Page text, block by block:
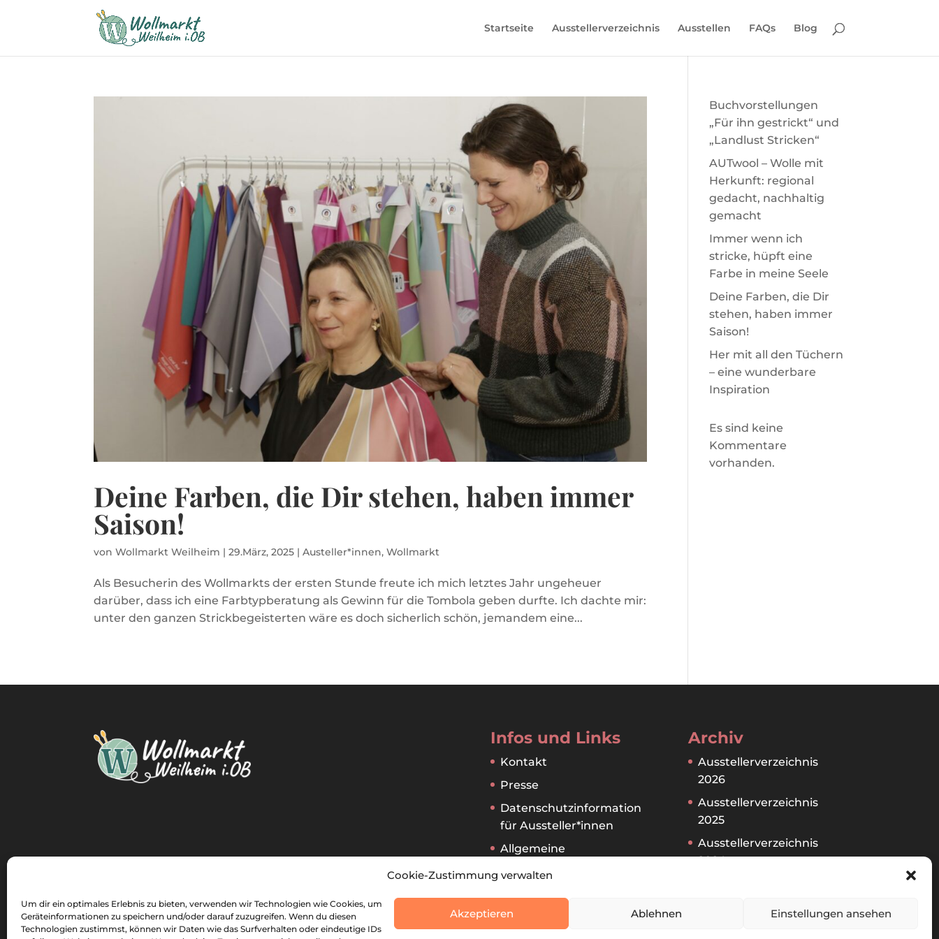
Cookie-Zustimmung verwalten
Um dir ein optimales Erlebnis zu bieten, verwenden wir Technologien wie Cookies, um
Geräteinformationen zu speichern und/oder darauf zuzugreifen. Wenn du diesen
Technologien zustimmst, können wir Daten wie das Surfverhalten oder eindeutige IDs
Akzeptieren Ablehnen Einstellungen ansehen
Startseite Ausstellerverzeichnis Ausstellen FAQs Blog
Deine Farben, die Dir stehen, haben immer
Saison!
vonWollmarkt Weilheim |29.März, 2025 |Austeller*innen,Wollmarkt
Als Besucherin des Wollmarkts der ersten Stunde freute ich mich letztes Jahr ungeheuer
darüber, dass ich eine Farbtypberatung als Gewinn für die Tombola geben durfte. Ich dachte mir:
unter den ganzen Strickbegeisterten wäre es doch sicherlich schön, jemandem eine...
Buchvorstellungen
„Für ihn gestrickt“ und
„Landlust Stricken“
AUTwool – Wolle mit
Herkunft: regional
gedacht, nachhaltig
gemacht
Immer wenn ich
stricke, hüpft eine
Farbe in meine Seele
Deine Farben, die Dir
stehen, haben immer
Saison!
Her mit all den Tüchern
– eine wunderbare
Inspiration
Es sind keine
Kommentare
vorhanden.
Infos und Links
Kontakt
Presse
Datenschutzinformation
für Aussteller*innen
Allgemeine
für Aussteller:innen
Archiv
Ausstellerverzeichnis
2026
Ausstellerverzeichnis
2025
Ausstellerverzeichnis
2024